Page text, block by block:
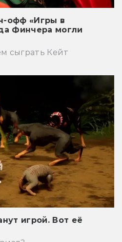
офф «Игры в
Финчера могли
сыграть Кейт
игрой. Вот её